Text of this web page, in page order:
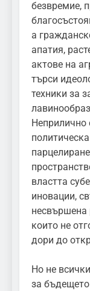
безвремие,
а
апатия,
актове на
търси
техники за
Неприлично
властта
иновации,
несвършена
които не
дори до
Но не
за